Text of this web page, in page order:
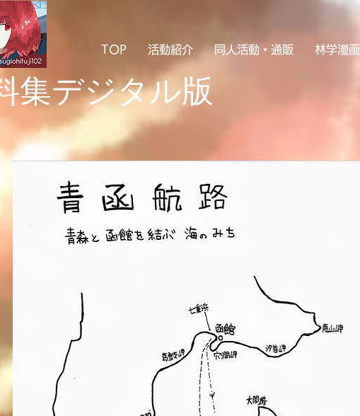
TOP 活動紹介 同人活動・通販 林学漫画
集デジタル版